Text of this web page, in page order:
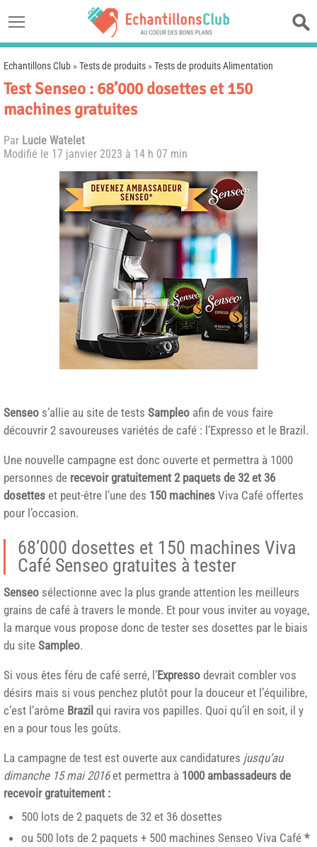
Echantillons Club »Tests de produits »Tests de produits Alimentation
Test Senseo : 68’000 dosettes et 150
machines gratuites
Par Lucie Watelet
Modifié le 17 janvier 2023 à 14 h 07 min
Senseo s’allie au site de tests Sampleo afin de vous faire
découvrir 2 savoureuses variétés de café : l’Expresso et le Brazil.
Une nouvelle campagne est donc ouverte et permettra à 1000
personnes de recevoir gratuitement 2 paquets de 32 et 36
dosettes et peut-être l’une des 150 machines Viva Café offertes
pour l’occasion.
68’000 dosettes et 150 machines Viva
Café Senseo gratuites à tester
Senseo sélectionne avec la plus grande attention les meilleurs
grains de café à travers le monde. Et pour vous inviter au voyage,
la marque vous propose donc de tester ses dosettes par le biais
du site Sampleo.
Si vous êtes féru de café serré, l’Expresso devrait combler vos
désirs mais si vous penchez plutôt pour la douceur et l’équilibre,
c’est l’arôme Brazil qui ravira vos papilles. Quoi qu’il en soit, il y
en a pour tous les goûts.
La campagne de test est ouverte aux candidatures jusqu’au
dimanche 15 mai 2016et permettra à 1000 ambassadeurs de
recevoir gratuitement :
500 lots de 2 paquets de 32 et 36 dosettes
ou 500 lots de 2 paquets + 500 machines Senseo Viva Café *